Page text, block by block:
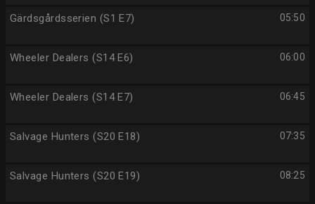
05:50
Gärdsgårdsserien (S1 E7)
06:00
Wheeler Dealers (S14 E6)
06:45
Wheeler Dealers (S14 E7)
07:35
Salvage Hunters (S20 E18)
08:25
Salvage Hunters (S20 E19)